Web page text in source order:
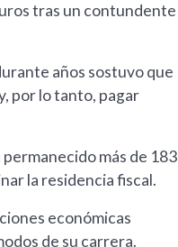
tras un contundente
años sostuvo que
por lo tanto, pagar
más de 183
la residencia fiscal.
económicas
de su carrera.